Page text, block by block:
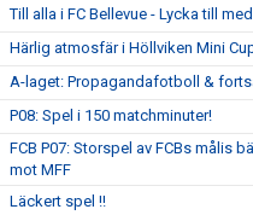
Till alla i FC Bellevue - Lycka till
Härlig atmosfär i Höllviken Mini
A-laget: Propagandafotboll &
P08: Spel i 150 matchminuter!
FCB P07: Storspel av FCBs målis
mot MFF
Läckert spel !!